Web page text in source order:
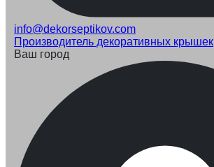
info@dekorseptikov.com
Производитель декоративных крышек
Ваш город